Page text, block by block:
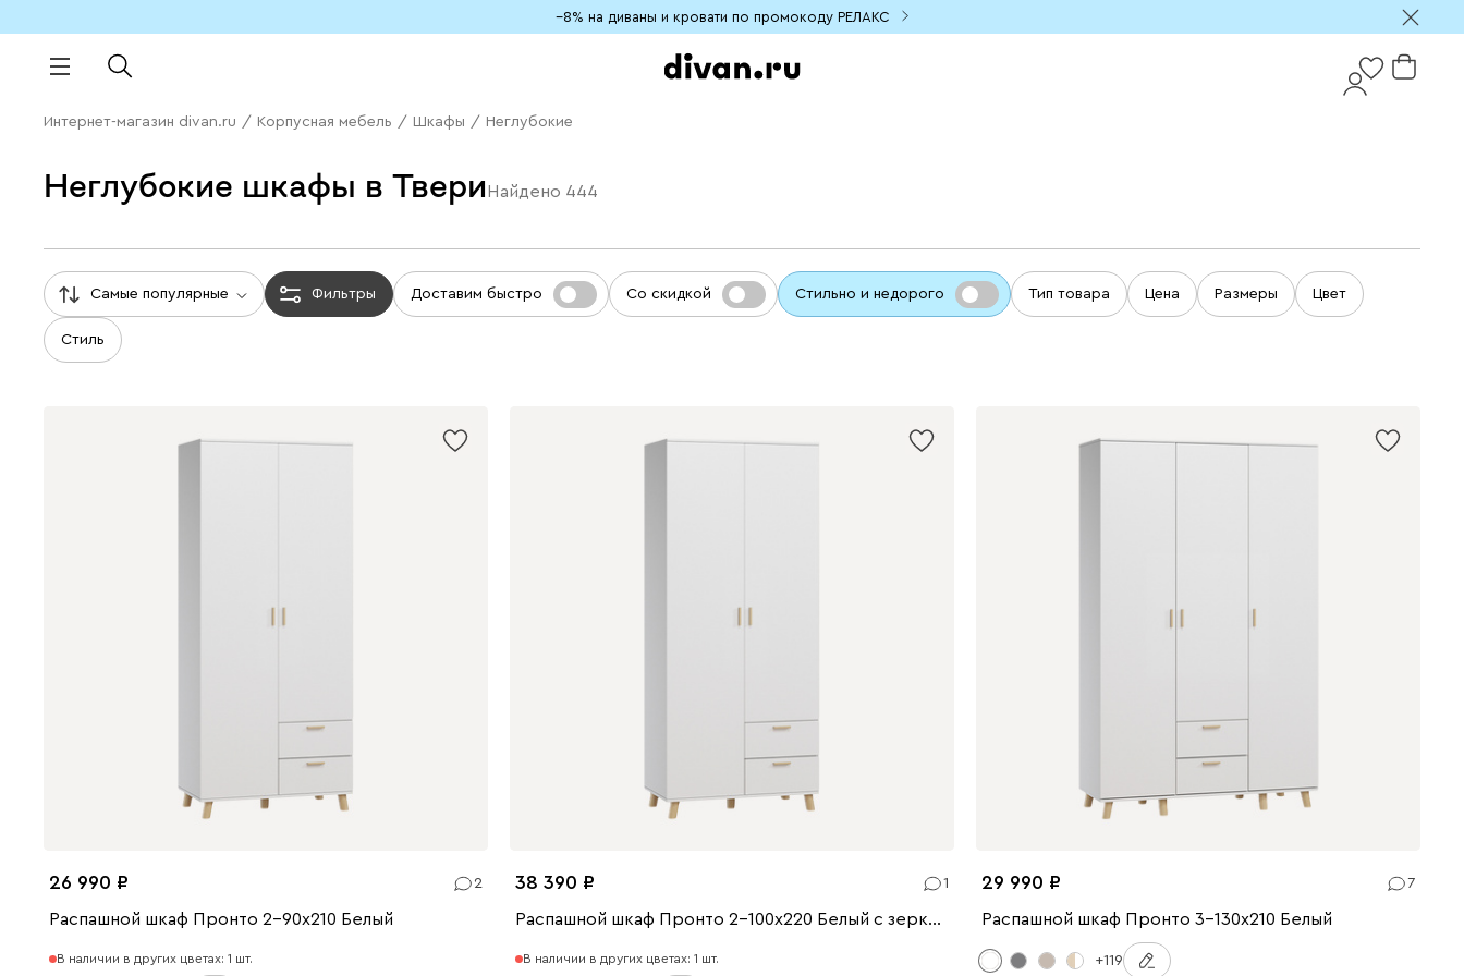
−8% на диваны и кровати по промокоду РЕЛАКС
Интернет-магазин divan.ru / Корпусная мебель / Шкафы / Неглубокие
Неглубокие шкафы в Твери Найдено 444
Самые популярные Фильтры Доставим быстро Со скидкой Стильно и недорого Тип товара Цена Размеры Цвет
Стиль
26 990 2
Распашной шкаф Пронто 2-90x210 Белый
В наличии в других цветах: 1 шт.
38 390 1
Распашной шкаф Пронто 2-100x220 Белый с зеркалом
В наличии в других цветах: 1 шт.
29 990 7
Распашной шкаф Пронто 3-130x210 Белый
+119